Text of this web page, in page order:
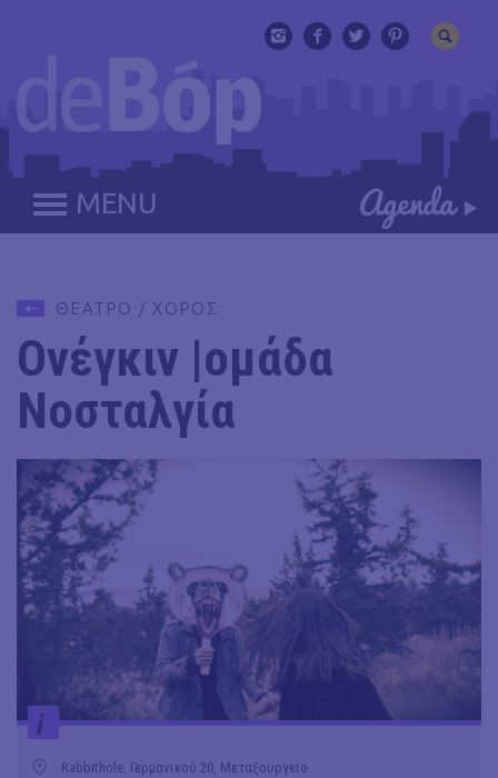
MENU
ΘΕΑΤΡΟ / ΧΟΡΟΣ
Ονέγκιν |ομάδα
Νοσταλγία
i
Rabbithole, Γερμανικού 20, Μεταξουργείο